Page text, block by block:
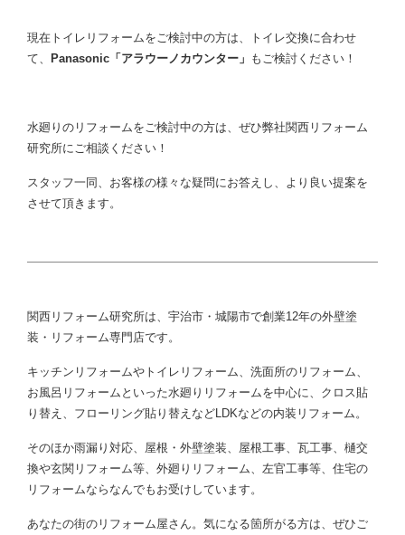
現在トイレリフォームをご検討中の方は、トイレ交換に合わせ
て、
Panasonic「アラウーノカウンター」 もご検討ください！
水廻りのリフォームをご検討中の方は、ぜひ弊社関西リフォーム
研究所にご相談ください！
スタッフ一同、お客様の様々な疑問にお答えし、より良い提案を
させて頂きます。
関西リフォーム研究所は、宇治市・城陽市で創業12年の外壁塗
装・リフォーム専門店です。
キッチンリフォームやトイレリフォーム、洗面所のリフォーム、
お風呂リフォームといった水廻りリフォームを中心に、クロス貼
り替え、フローリング貼り替えなどLDKなどの内装リフォーム。
そのほか雨漏り対応、屋根・外壁塗装、屋根工事、瓦工事、樋交
換や玄関リフォーム等、外廻りリフォーム、左官工事等、住宅の
リフォームならなんでもお受けしています。
あなたの街のリフォーム屋さん。気になる箇所がる方は、ぜひご